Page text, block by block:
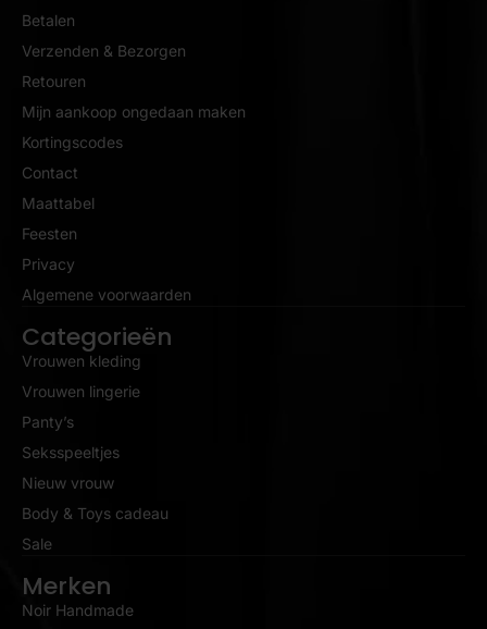
Betalen
Verzenden & Bezorgen
Retouren
Mijn aankoop ongedaan maken
Kortingscodes
Contact
Maattabel
Feesten
Privacy
Algemene voorwaarden
Categorieën
Vrouwen kleding
Vrouwen lingerie
Panty’s
Seksspeeltjes
Nieuw vrouw
Body & Toys cadeau
Sale
Merken
Noir Handmade